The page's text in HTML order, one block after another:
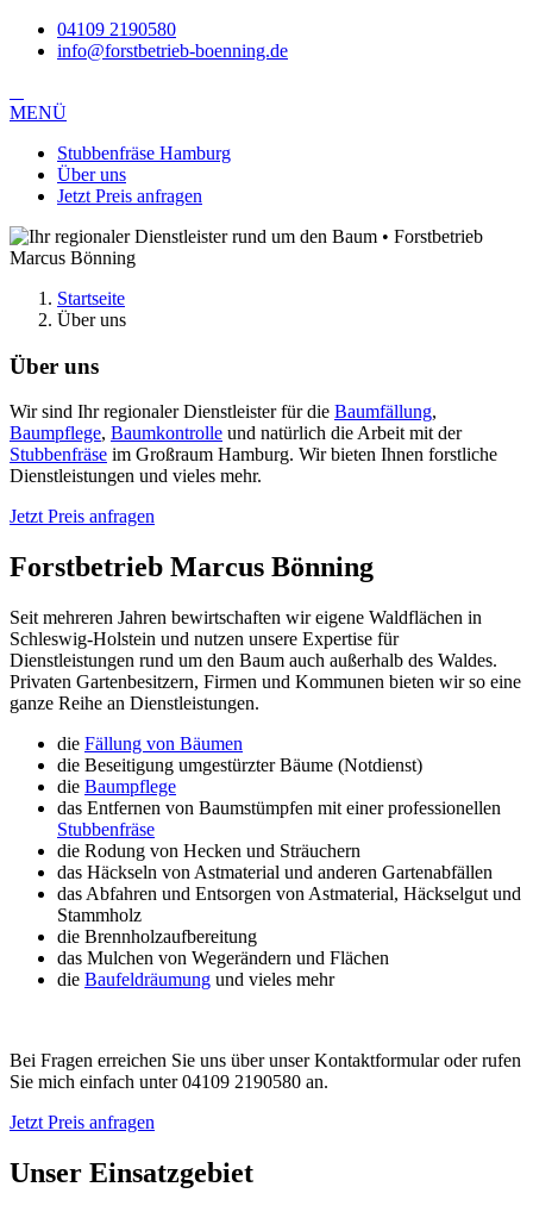
04109 2190580
info@forstbetrieb-boenning.de
MENÜ
Stubbenfräse Hamburg
Über uns
Jetzt Preis anfragen
Startseite
Über uns
Über uns
Wir sind Ihr regionaler Dienstleister für die Baumfällung,
Baumpflege, Baumkontrolle und natürlich die Arbeit mit der
Stubbenfräse im Großraum Hamburg. Wir bieten Ihnen forstliche
Dienstleistungen und vieles mehr.
Jetzt Preis anfragen
Forstbetrieb Marcus Bönning
Seit mehreren Jahren bewirtschaften wir eigene Waldflächen in
Schleswig-Holstein und nutzen unsere Expertise für
Dienstleistungen rund um den Baum auch außerhalb des Waldes.
Privaten Gartenbesitzern, Firmen und Kommunen bieten wir so eine
ganze Reihe an Dienstleistungen.
die Fällung von Bäumen
die Beseitigung umgestürzter Bäume (Notdienst)
die Baumpflege
das Entfernen von Baumstümpfen mit einer professionellen
Stubbenfräse
die Rodung von Hecken und Sträuchern
das Häckseln von Astmaterial und anderen Gartenabfällen
das Abfahren und Entsorgen von Astmaterial, Häckselgut und
Stammholz
die Brennholzaufbereitung
das Mulchen von Wegerändern und Flächen
die Baufeldräumung und vieles mehr
Bei Fragen erreichen Sie uns über unser Kontaktformular oder rufen
Sie mich einfach unter 04109 2190580 an.
Jetzt Preis anfragen
Unser Einsatzgebiet